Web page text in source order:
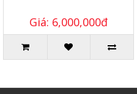
Giá: 6,000,000đ